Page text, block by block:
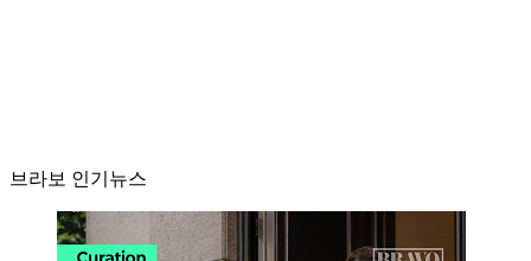
브라보 인기뉴스